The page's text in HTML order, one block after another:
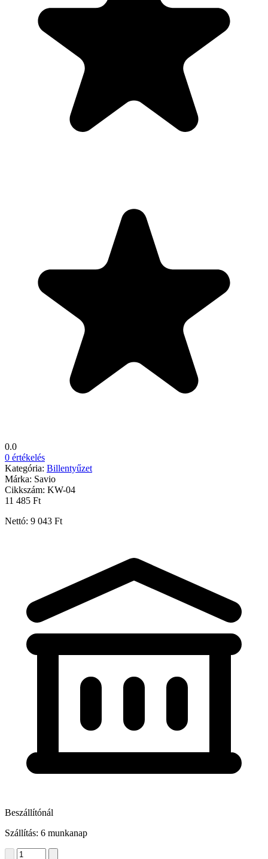
0.0
0 értékelés
Kategória: Billentyűzet
Márka: Savio
Cikkszám: KW-04
11 485 Ft
Nettó: 9 043 Ft
Beszállítónál
Szállítás: 6 munkanap